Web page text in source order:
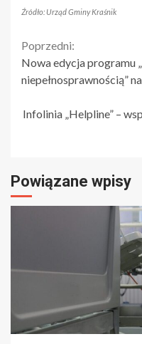
Źródło: Urząd Gminy Kraśnik
Continue
Reading
Poprzedni:
Nowa edycja programu
niepełnosprawnością”
Infolinia „Helpline” –
Powiązane wpisy